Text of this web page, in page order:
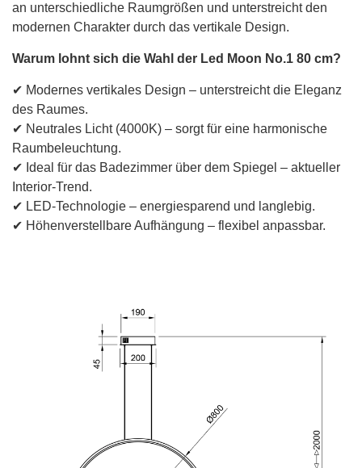
an unterschiedliche Raumgrößen und unterstreicht den
modernen Charakter durch das vertikale Design.
Warum lohnt sich die Wahl der Led Moon No.1 80 cm?
✔ Modernes vertikales Design – unterstreicht die Eleganz
des Raumes.
✔ Neutrales Licht (4000K) – sorgt für eine harmonische
Raumbeleuchtung.
✔ Ideal für das Badezimmer über dem Spiegel – aktueller
Interior-Trend.
✔ LED-Technologie – energiesparend und langlebig.
✔ Höhenverstellbare Aufhängung – flexibel anpassbar.